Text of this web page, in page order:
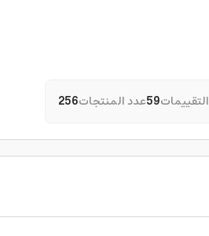
التقييمات59عدد المنتجات256